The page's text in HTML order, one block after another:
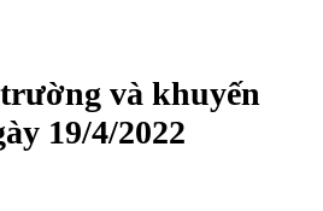
và khuyến
19/4/2022